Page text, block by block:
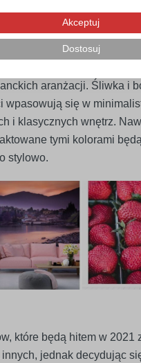
do śliwkowej ściany,
ściany).
aranżacji. Śliwka i
wpasowują się w
i klasycznych wnętrz.
tymi kolorami
stylowo.
które będą hitem w 2021
jednak decydując
Akceptuj
Dostosuj